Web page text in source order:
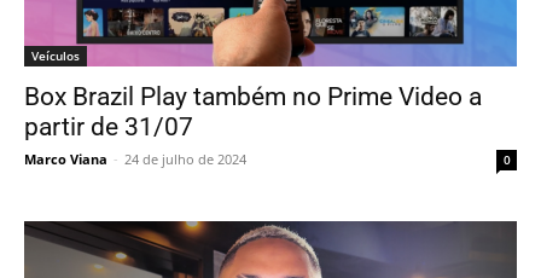
Veículos
Box Brazil Play também no Prime Video a
partir de 31/07
Marco Viana - 24 de julho de 2024 0